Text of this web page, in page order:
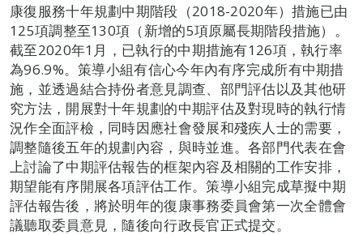
康復服務十年規劃中期階段（2018-2020年）措施已由
125項調整至130項（新增的5項原屬長期階段措施）。
截至2020年1月，已執行的中期措施有126項，執行率
為96.9%。策導小組有信心今年內有序完成所有中期措
施，並透過結合持份者意見調查、部門評估以及其他研
究方法，開展對十年規劃的中期評估及對現時的執行情
況作全面評檢，同時因應社會發展和殘疾人士的需要，
調整隨後五年的規劃內容，與時並進。各部門代表在會
上討論了中期評估報告的框架內容及相關的工作安排，
期望能有序開展各項評估工作。策導小組完成草擬中期
評估報告後，將於明年的復康事務委員會第一次全體會
議聽取委員意見，隨後向行政長官正式提交。